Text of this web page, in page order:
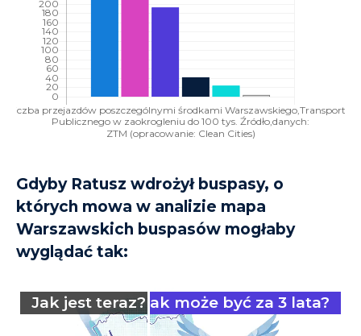
Gdyby Ratusz wdrożył buspasy, o
których mowa w analizie mapa
Warszawskich buspasów mogłaby
wyglądać tak:
Jak jest teraz?Jak może być za 3 lata?